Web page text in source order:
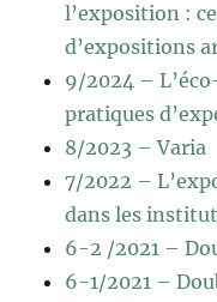
l’exposition :
d’expositions
9/2024 –
pratiques
8/2023 – Varia
7/2022 –
dans les
6-2 /2021 –
6-1/2021 –